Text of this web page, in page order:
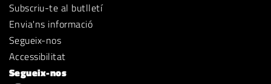
Subscriu-te al butlletí
Envia'ns informació
Segueix-nos
Accessibilitat
Segueix-nos